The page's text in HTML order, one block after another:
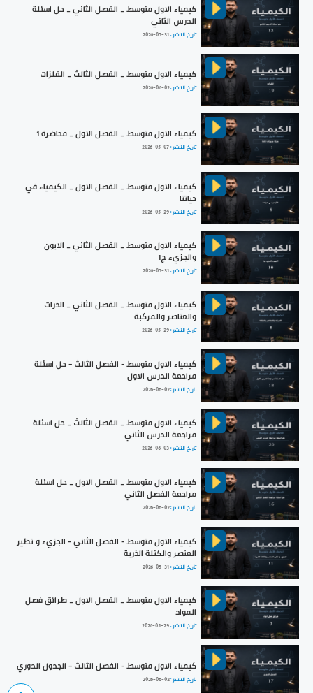
كيمياء الاول متوسط _ الفصل الثاني _ حل اسئلة
الدرس الثاني
تاريخ النشر :2026-05-31
كيمياء الاول متوسط _ الفصل الثالث _ الفلزات
تاريخ النشر :2026-06-02
كيمياء الاول متوسط _ الفصل الاول _ محاضرة 1
تاريخ النشر :2026-05-07
كيمياء الاول متوسط _ الفصل الاول _ الكيمياء في
حياتنا
تاريخ النشر :2026-05-29
كيمياء الاول متوسط _ الفصل الثاني _ الايون
والجزيء ج1
تاريخ النشر :2026-05-31
كيمياء الاول متوسط _ الفصل الثاني _ الذرات
والعناصر والمركبة
تاريخ النشر :2026-05-29
كيمياء الاول متوسط - الفصل الثالث - حل اسئلة
مراجعة الدرس الاول
تاريخ النشر :2026-06-02
كيمياء الاول متوسط _ الفصل الثالث _ حل اسئلة
مراجعة الدرس الثاني
تاريخ النشر :2026-06-03
كيمياء الاول متوسط _ الفصل الاول _ حل اسئلة
مراجعة الفصل الثاني
تاريخ النشر :2026-06-02
كيمياء الاول متوسط - الفصل الثاني - الجزيء و نظير
العنصر والكتلة الذرية
تاريخ النشر :2026-05-31
كيمياء الاول متوسط _ الفصل الاول _ طرائق فصل
المواد
تاريخ النشر :2026-05-29
كيمياء الاول متوسط - الفصل الثالث - الجدول الدوري
تاريخ النشر :2026-06-02